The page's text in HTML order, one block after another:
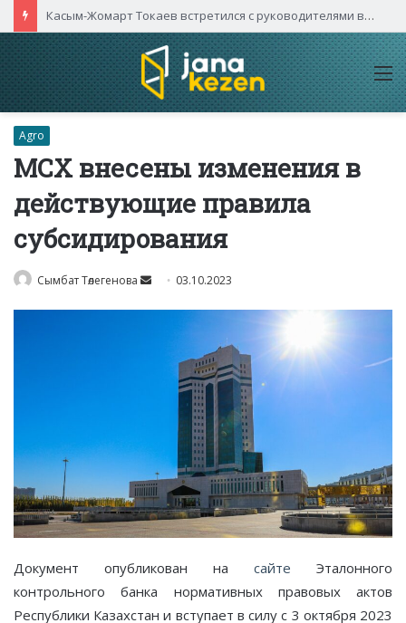
Касым-Жомарт Токаев встретился с руководителями высокотехнологичных компаний Китая
Agro
МСХ внесены изменения в
действующие правила
субсидирования
Сымбат Төлегенова
Send 03.10.2023
Документ опубликован на сайте Эталонного
контрольного банка нормативных правовых актов
Республики Казахстан и вступает в силу с 3 октября 2023